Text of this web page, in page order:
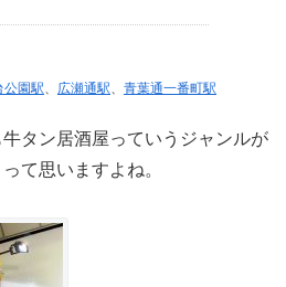
公園駅 広瀬通駅 青葉通一番町駅
タン居酒屋っていうジャンルが
て思いますよね。